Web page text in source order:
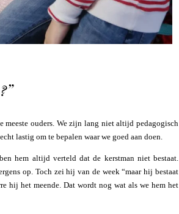
ouders. We zijn lang niet altijd pedagogisch
lastig om te bepalen waar we goed aan doen.
hem altijd verteld dat de kerstman niet bestaat.
op. Toch zei hij van de week “maar hij bestaat
hij het meende. Dat wordt nog wat als we hem het